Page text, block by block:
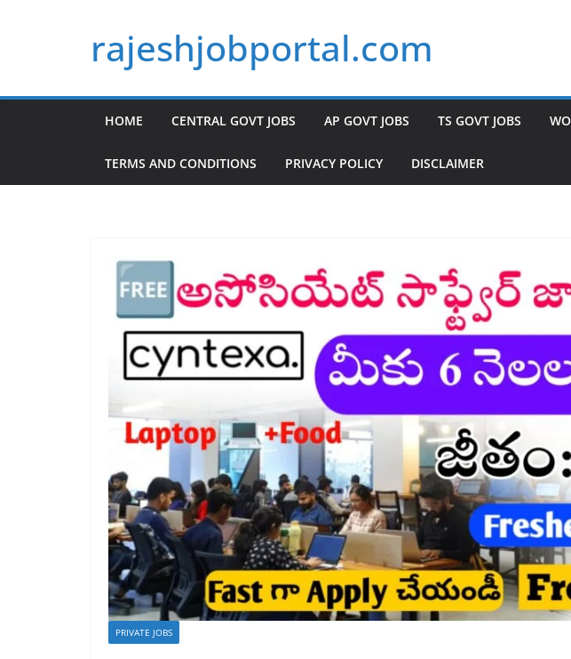
rajeshjobportal.com
HOME CENTRAL GOVT JOBS AP GOVT JOBS TS GOVT JOBS
TERMS AND CONDITIONS PRIVACY POLICY DISCLAIMER
PRIVATE JOBS